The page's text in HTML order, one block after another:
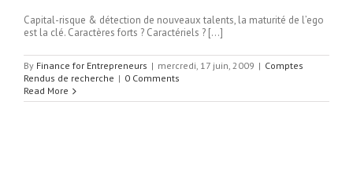
Capital-risque & détection de nouveaux talents, la maturité de l’ego
est la clé. Caractères forts ? Caractériels ? […]
By Finance for Entrepreneurs | mercredi, 17 juin, 2009 | Comptes
Rendus de recherche | 0 Comments
Read More